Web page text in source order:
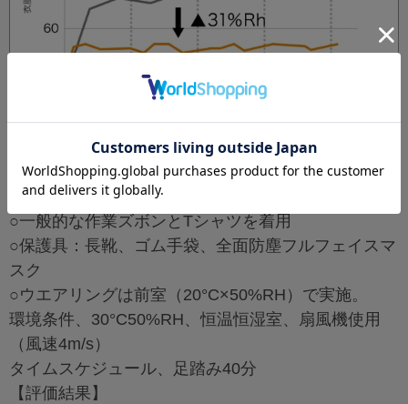
【評価条件（社内法）】
ウエアリング
○一般的な作業ズボンとTシャツを着用
○保護具：長靴、ゴム手袋、全面防塵フルフェイスマ
スク
○ウエアリングは前室（20°C×50%RH）で実施。
環境条件、30°C50%RH、恒温恒湿室、扇風機使用
（風速4m/s）
タイムスケジュール、足踏み40分
【評価結果】